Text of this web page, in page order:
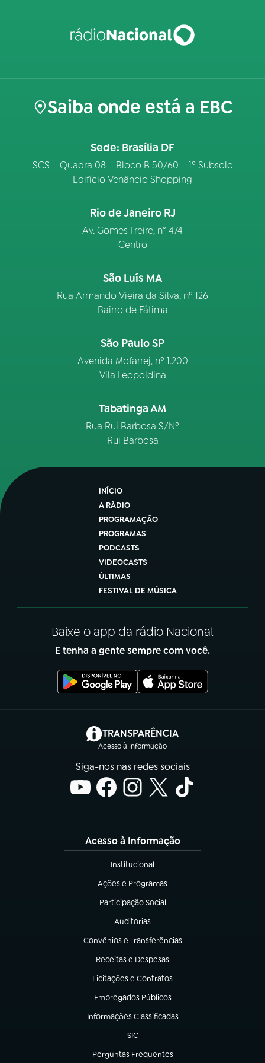
Saiba onde está a EBC
Sede: Brasília DF
SCS – Quadra 08 – Bloco B 50/60 – 1º Subsolo
Edifício Venâncio Shopping
Rio de Janeiro RJ
Av. Gomes Freire, n° 474
Centro
São Luís MA
Rua Armando Vieira da Silva, nº 126
Bairro de Fátima
São Paulo SP
Avenida Mofarrej, nº 1.200
Vila Leopoldina
Tabatinga AM
Rua Rui Barbosa S/Nº
Rui Barbosa
INÍCIO
A RÁDIO
PROGRAMAÇÃO
PROGRAMAS
PODCASTS
VIDEOCASTS
ÚLTIMAS
FESTIVAL DE MÚSICA
Baixe o app da rádio Nacional
E tenha a gente sempre com você.
TRANSPARÊNCIA
Acesso à Informação
(abre em nova aba)
Siga-nos nas redes sociais
Acesso à Informação
Institucional
(abre em nova aba)
Ações e Programas
(abre em nova aba)
Participação Social
(abre em nova aba)
Auditorias
(abre em nova aba)
Convênios e Transferências
(abre em nova aba)
Receitas e Despesas
(abre em nova aba)
Licitações e Contratos
(abre em nova aba)
Empregados Públicos
(abre em nova aba)
Informações Classificadas
(abre em nova aba)
SIC
(abre em nova aba)
Perguntas Frequentes
(abre em nova aba)